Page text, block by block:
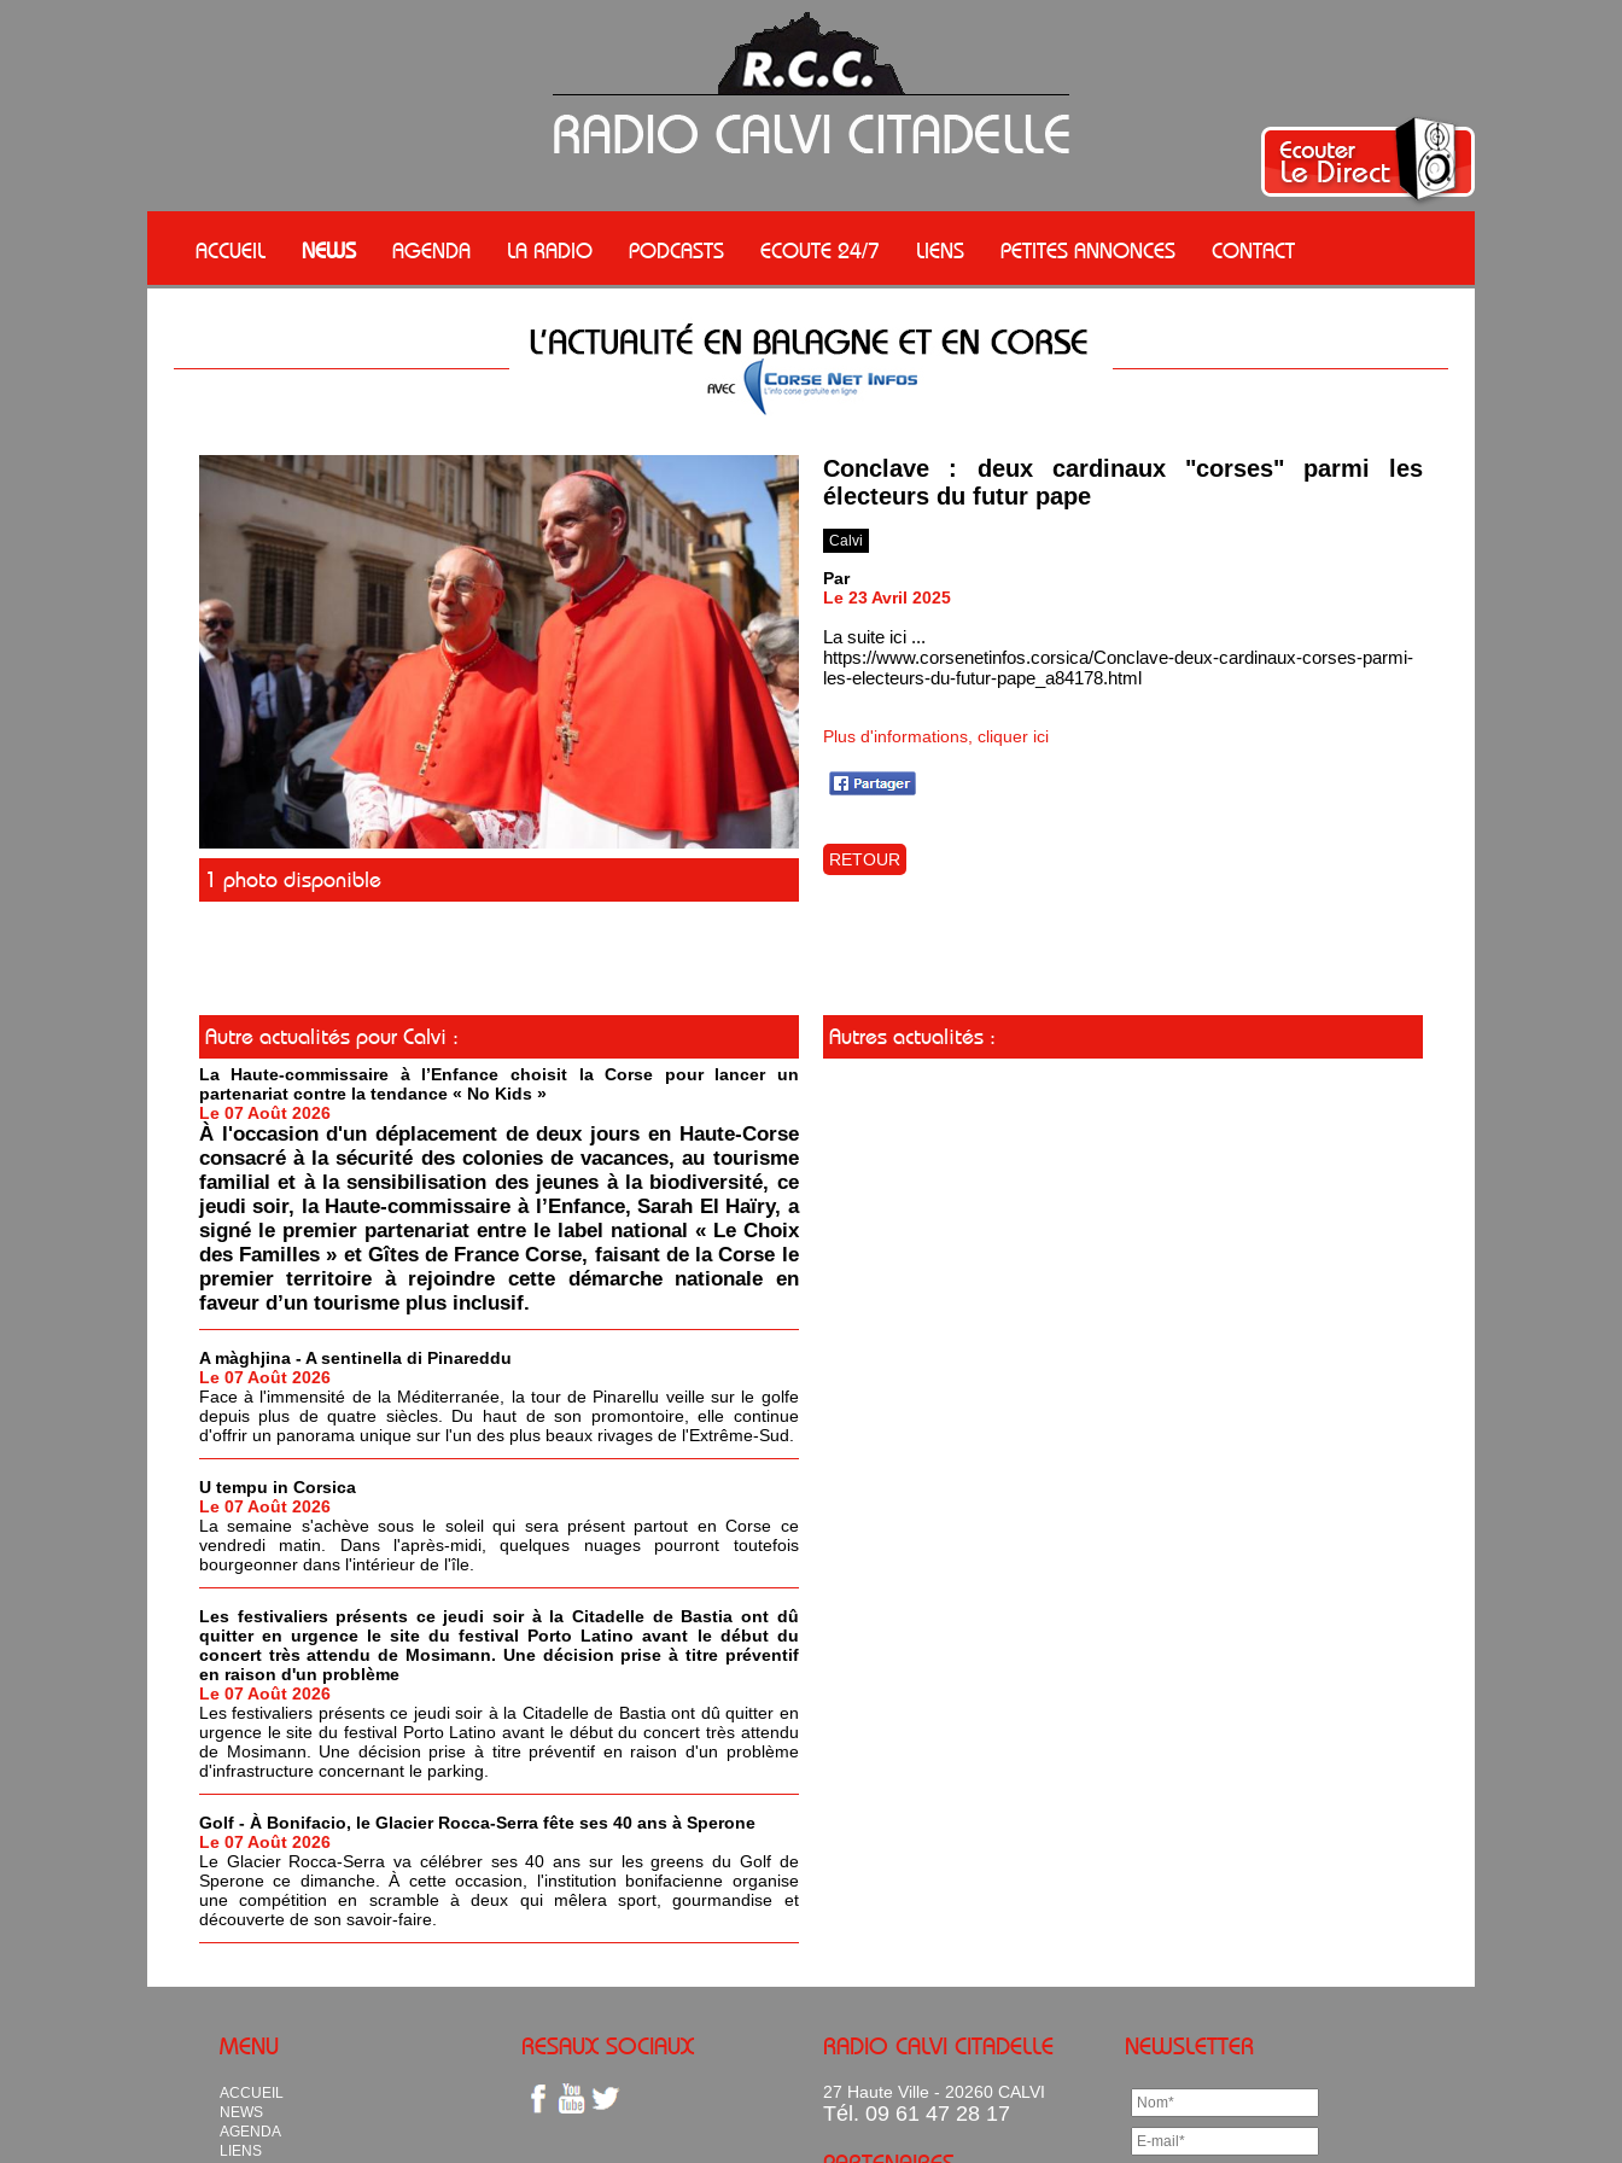
ACCUEIL NEWS AGENDA LA RADIO PODCASTS ECOUTE 24/7 LIENS PETITES ANNONCES CONTACT
1 photo disponible
Conclave : deux cardinaux "corses" parmi les
électeurs du futur pape
Calvi
Par
Le 23 Avril 2025
La suite ici ...
https://www.corsenetinfos.corsica/Conclave-deux-cardinaux-corses-parmi-
les-electeurs-du-futur-pape_a84178.html
Plus d'informations, cliquer ici
RETOUR
Autre actualités pour Calvi :
La Haute-commissaire à l’Enfance choisit la Corse pour lancer un
partenariat contre la tendance « No Kids »
Le 07 Août 2026
À l'occasion d'un déplacement de deux jours en Haute-Corse
consacré à la sécurité des colonies de vacances, au tourisme
familial et à la sensibilisation des jeunes à la biodiversité, ce
jeudi soir, la Haute-commissaire à l’Enfance, Sarah El Haïry, a
signé le premier partenariat entre le label national « Le Choix
des Familles » et Gîtes de France Corse, faisant de la Corse le
premier territoire à rejoindre cette démarche nationale en
faveur d’un tourisme plus inclusif.
A màghjina - A sentinella di Pinareddu
Le 07 Août 2026
Face à l'immensité de la Méditerranée, la tour de Pinarellu veille sur le golfe
depuis plus de quatre siècles. Du haut de son promontoire, elle continue
d'offrir un panorama unique sur l'un des plus beaux rivages de l'Extrême-Sud.
U tempu in Corsica
Le 07 Août 2026
La semaine s'achève sous le soleil qui sera présent partout en Corse ce
vendredi matin. Dans l'après-midi, quelques nuages pourront toutefois
bourgeonner dans l'intérieur de l'île.
Les festivaliers présents ce jeudi soir à la Citadelle de Bastia ont dû
quitter en urgence le site du festival Porto Latino avant le début du
concert très attendu de Mosimann. Une décision prise à titre préventif
en raison d'un problème
Le 07 Août 2026
Les festivaliers présents ce jeudi soir à la Citadelle de Bastia ont dû quitter en
urgence le site du festival Porto Latino avant le début du concert très attendu
de Mosimann. Une décision prise à titre préventif en raison d'un problème
d'infrastructure concernant le parking.
Golf - À Bonifacio, le Glacier Rocca-Serra fête ses 40 ans à Sperone
Le 07 Août 2026
Le Glacier Rocca-Serra va célébrer ses 40 ans sur les greens du Golf de
Sperone ce dimanche. À cette occasion, l'institution bonifacienne organise
une compétition en scramble à deux qui mêlera sport, gourmandise et
découverte de son savoir-faire.
Autres actualités :
MENU
ACCUEIL
NEWS
AGENDA
LIENS
RESAUX SOCIAUX RADIO CALVI CITADELLE
27 Haute Ville - 20260 CALVI
Tél. 09 61 47 28 17
NEWSLETTER